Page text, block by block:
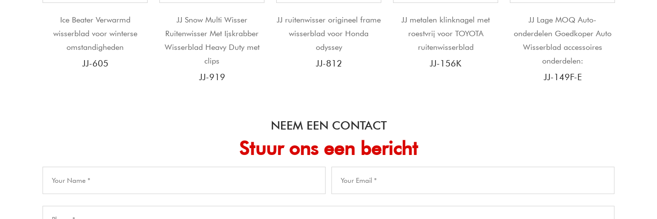
JJ Snow Multi Wisser
Ruitenwisser Met Ijskrabber
Wisserblad Heavy Duty met
clips
JJ ruitenwisser origineel frame
wisserblad voor Honda
odyssey
JJ-812
JJ metalen klinknagel met
roestvrij voor TOYOTA
ruitenwisserblad
JJ-156K
JJ Lage MOQ Auto-
onderdelen Goedkoper Auto
Wisserblad accessoires
onderdelen:
JJ New Flexibel
multifunctioneel wisserblad
JJ-799-1
NEEM EEN CONTACT
Stuur ons een bericht​